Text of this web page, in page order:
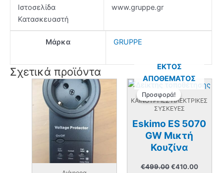
Ιστοσελίδα
Κατασκευαστή
www.gruppe.gr
Μάρκα GRUPPE
Σχετικά προϊόντα
Προσφορά!
ΕΚΤΌΣ
ΑΠΟΘΈΜΑΤΟΣ
Προσφορά!
ΚΑΙΝΟΥΡΓΙΕΣ ΗΛΕΚΤΡΙΚΕΣ
ΣΥΣΚΕΥΕΣ
Eskimo ES 5070
GW Μικτή
Κουζίνα
€499.00Original
€410.00Η